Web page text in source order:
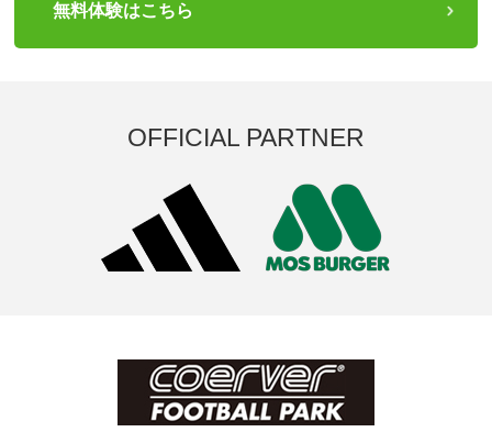
無料体験はこちら
OFFICIAL PARTNER